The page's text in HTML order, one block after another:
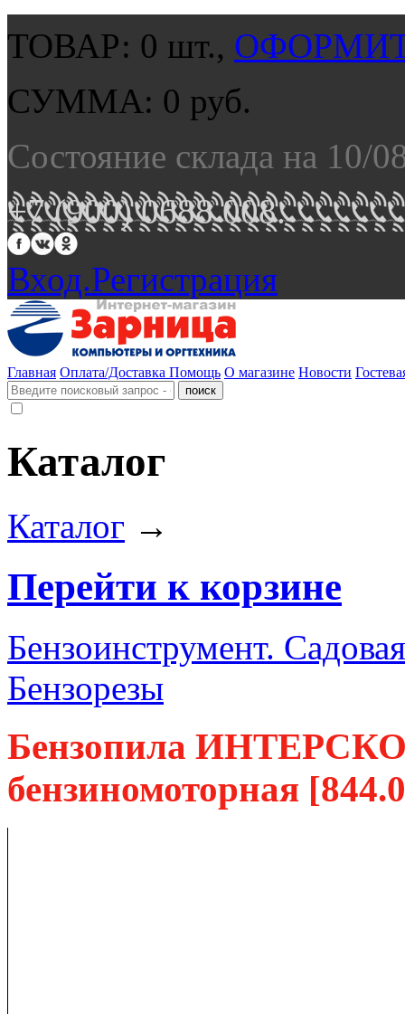
ТОВАР: 0 шт.,
СУММА: 0 руб.
Состояние склада на 10/
+7 (900) 0688 008.
Вход.Регистрация
Главная Оплата/Доставка Помощь О магазине Новости
Каталог
Каталог →
Перейти к корзине
Бензоинструмент.
Бензорезы
Бензопила
бензиномоторная